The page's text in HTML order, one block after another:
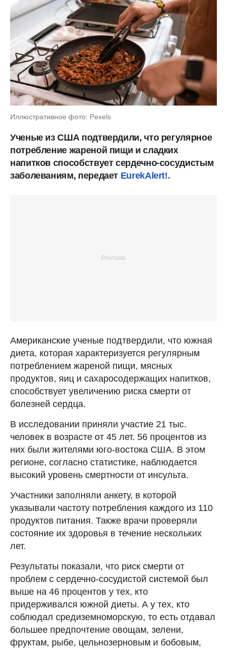
Иллюстративное фото: Pexels
Ученые из США подтвердили, что регулярное
потребление жареной пищи и сладких
напитков способствует сердечно-сосудистым
заболеваниям, передает EurekAlert!.
Американские ученые подтвердили, что южная
диета, которая характеризуется регулярным
потреблением жареной пищи, мясных
продуктов, яиц и сахаросодержащих напитков,
способствует увеличению риска смерти от
болезней сердца.
В исследовании приняли участие 21 тыс.
человек в возрасте от 45 лет. 56 процентов из
них были жителями юго-востока США. В этом
регионе, согласно статистике, наблюдается
высокий уровень смертности от инсульта.
Участники заполняли анкету, в которой
указывали частоту потребления каждого из 110
продуктов питания. Также врачи проверяли
состояние их здоровья в течение нескольких
лет.
Результаты показали, что риск смерти от
проблем с сердечно-сосудистой системой был
выше на 46 процентов у тех, кто
придерживался южной диеты. А у тех, кто
соблюдал средиземноморскую, то есть отдавал
большее предпочтение овощам, зелени,
фруктам, рыбе, цельнозерновым и бобовым,